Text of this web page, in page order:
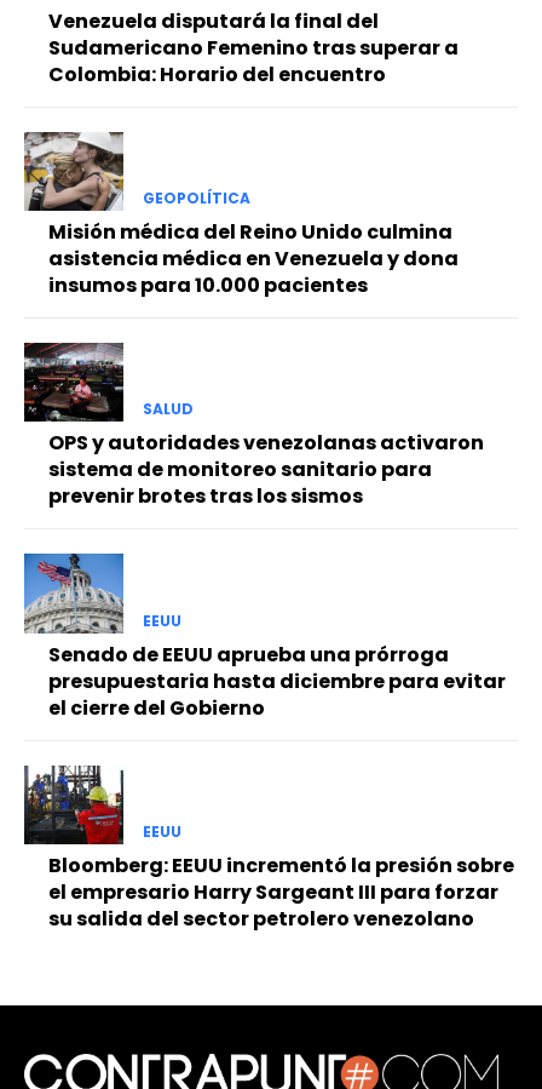
Venezuela disputará la final del
Sudamericano Femenino tras superar a
Colombia: Horario del encuentro
GEOPOLÍTICA
Misión médica del Reino Unido culmina
asistencia médica en Venezuela y dona
insumos para 10.000 pacientes
SALUD
OPS y autoridades venezolanas activaron
sistema de monitoreo sanitario para
prevenir brotes tras los sismos
EEUU
Senado de EEUU aprueba una prórroga
presupuestaria hasta diciembre para evitar
el cierre del Gobierno
EEUU
Bloomberg: EEUU incrementó la presión sobre
el empresario Harry Sargeant III para forzar
su salida del sector petrolero venezolano